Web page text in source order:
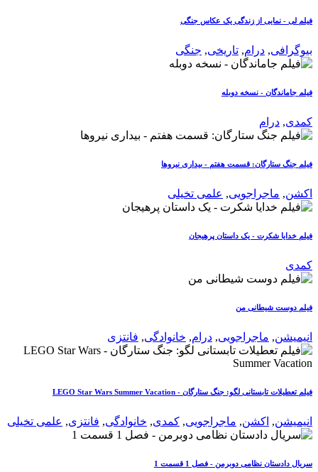
فیلم لی - نمایی از زندگی یک عکاس جنگی
بیوگرافی, درام, تاریخی, جنگی
فیلم جاماندگان - نسخه دوبله
کمدی, درام
فیلم جنگ ستارگان: قسمت هفتم - بیداری نیروها
اکشن, ماجراجویی, علمی تخیلی
فیلم خدایا شکرت - یک داستان پرهیجان
کمدی
فیلم دوست شیطانی من
انیمیشن, ماجراجویی, درام, خانوادگی, فانتزی
فیلم تعطیلات تابستانی لگو: جنگ ستارگان - LEGO Star Wars Summer Vacation
انیمیشن, اکشن, ماجراجویی, کمدی, خانوادگی, فانتزی, علمی تخیلی
سریال دادستان نظامی دوبرمن - فصل 1 قسمت 1